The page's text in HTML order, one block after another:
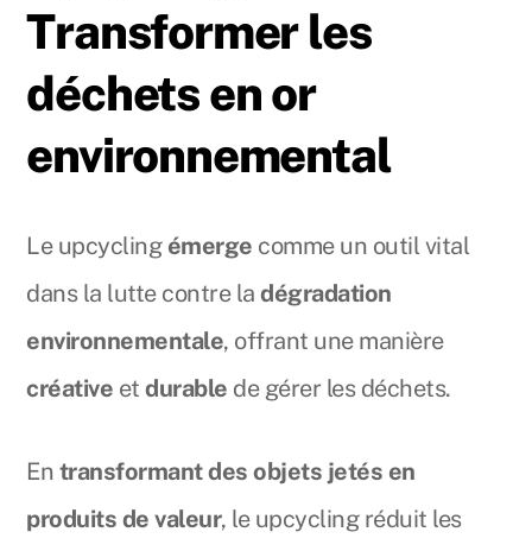
Transformer les
déchets en or
environnemental
Le upcycling émerge comme un outil vital
dans la lutte contre ladégradation
environnementale, offrant une manière
créative etdurable de gérer les déchets.
En transformant des objets jetés en
produits de valeur, le upcycling réduit les